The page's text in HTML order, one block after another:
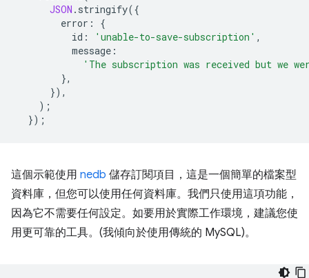
JSON . stringify({
error :
{
id : 'unable-to-save-subscription' ,
message :
'The subscription was received but we
},
}),
);
});
這個示範使用 nedb 儲存訂閱項目，這是一個簡單的檔案型
資料庫，但您可以使用任何資料庫。我們只使用這項功能，
因為它不需要任何設定。如要用於實際工作環境，建議您使
用更可靠的工具。(我傾向於使用傳統的 MySQL)。